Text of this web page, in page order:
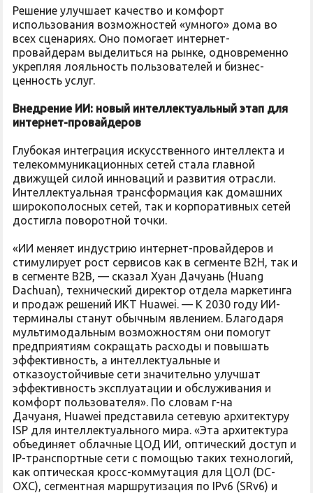
Решение улучшает качество и комфорт
использования возможностей «умного» дома во
всех сценариях. Оно помогает интернет-
провайдерам выделиться на рынке, одновременно
укрепляя лояльность пользователей и бизнес-
ценность услуг.
Внедрение ИИ: новый интеллектуальный этап для
интернет-провайдеров
Глубокая интеграция искусственного интеллекта и
телекоммуникационных сетей стала главной
движущей силой инноваций и развития отрасли.
Интеллектуальная трансформация как домашних
широкополосных сетей, так и корпоративных сетей
достигла поворотной точки.
«ИИ меняет индустрию интернет-провайдеров и
стимулирует рост сервисов как в сегменте B2H, так и
в сегменте B2B, — сказал Хуан Дачуань (Huang
Dachuan), технический директор отдела маркетинга
и продаж решений ИКТ Huawei. — К 2030 году ИИ-
терминалы станут обычным явлением. Благодаря
мультимодальным возможностям они помогут
предприятиям сокращать расходы и повышать
эффективность, а интеллектуальные и
отказоустойчивые сети значительно улучшат
эффективность эксплуатации и обслуживания и
комфорт пользователя». По словам г-на
Дачуаня, Huawei представила сетевую архитектуру
ISP для интеллектуального мира. «Эта архитектура
объединяет облачные ЦОД ИИ, оптический доступ и
IP-транспортные сети с помощью таких технологий,
как оптическая кросс-коммутация для ЦОЛ (DC-
OXC), сегментная маршрутизация по IPv6 (SRv6) и